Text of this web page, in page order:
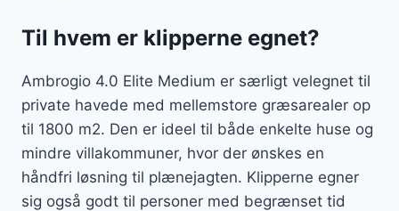
Til hvem er klipperne egnet?
Ambrogio 4.0 Elite Medium er særligt velegnet til
private havede med mellemstore græsarealer op
til 1800 m2. Den er ideel til både enkelte huse og
mindre villakommuner, hvor der ønskes en
håndfri løsning til plænejagten. Klipperne egner
sig også godt til personer med begrænset tid